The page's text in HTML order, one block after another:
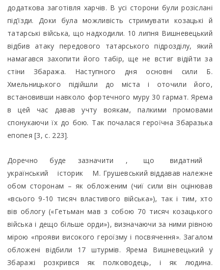
додаткова заготівля харчів. В усі сторони були розіслані
під’їзди. Доки була можливість стримувати козацькі й
татарські війська, що надходили. 10 липня Вишневецький
відбив атаку передового татарського підрозділу, який
намагався захопити його табір, ще не встиг відійти за
стіни Збаража. Наступного дня основні сили Б.
Хмельницького підійшли до міста і оточили його,
встановивши навколо фортечного муру 30 гармат. Ярема
в цей час давав учту воякам, палкими промовами
спонукаючи їх до бою. Так почалася героїчна Збаразька
епопея [3, с. 223].
Доречно буде зазначити , що видатний
український історик М. Грушевський віддавав належне
обом сторонам – як обложеним (чиї сили він оцінював
«всього 9-10 тисяч властивого війська»), так і тим, хто
вів облогу («Гетьман мав з собою 70 тисяч козацького
війська і дещо більше орди»), визначаючи за ними рівною
мірою «прояви високого героїзму і посвячення». Загалом
обложені відбили 17 штурмів. Ярема Вишневецький у
Збаражі розкрився як полководець, і як людина.